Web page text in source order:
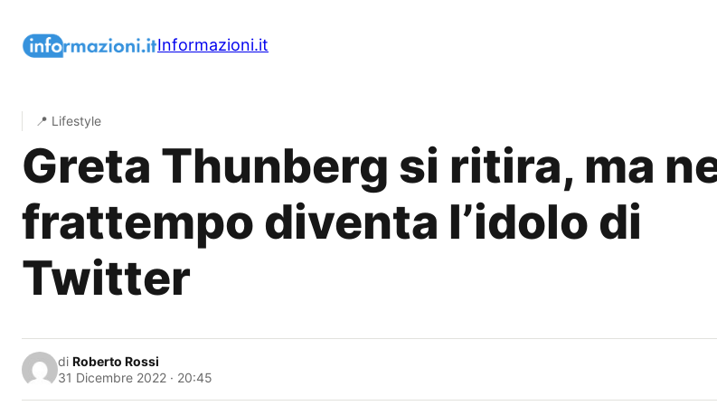
Informazioni.it
📍 Lifestyle
Greta Thunberg si ritira, ma
frattempo diventa l’idolo di
Twitter
di Roberto Rossi
31 Dicembre 2022 · 20:45